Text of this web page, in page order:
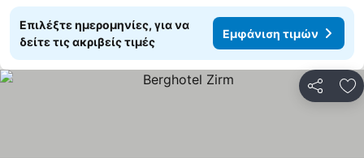
Επιλέξτε ημερομηνίες, για να
δείτε τις ακριβείς τιμές
Εμφάνιση τιμών